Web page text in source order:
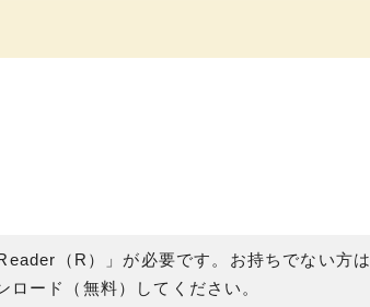
（R）」が必要です。お持ちでない方は
ロード（無料）してください。